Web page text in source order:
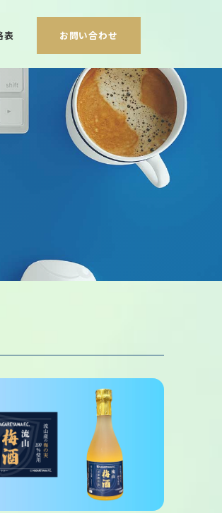
表 お問い合わせ